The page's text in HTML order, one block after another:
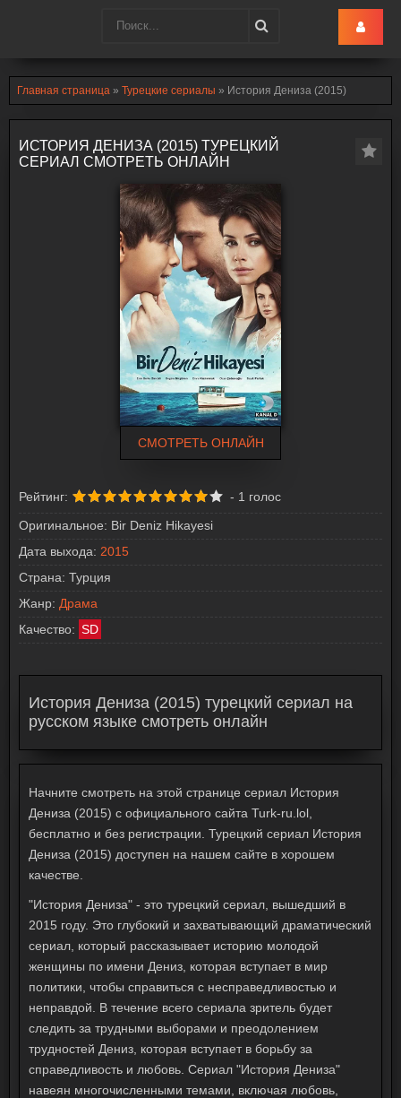
Главная страница » Турецкие сериалы » История Дениза (2015)
ИСТОРИЯ ДЕНИЗА (2015) ТУРЕЦКИЙ
СЕРИАЛ СМОТРЕТЬ ОНЛАЙН
СМОТРЕТЬ ОНЛАЙН
Рейтинг: - 1 голос
Оригинальное: Bir Deniz Hikayesi
Дата выхода: 2015
Страна: Турция
Жанр: Драма
Качество: SD
История Дениза (2015) турецкий сериал на
русском языке смотреть онлайн
Начните смотреть на этой странице сериал История
Дениза (2015) с официального сайта Turk-ru.lol,
бесплатно и без регистрации. Турецкий сериал История
Дениза (2015) доступен на нашем сайте в хорошем
качестве.
"История Дениза" - это турецкий сериал, вышедший в
2015 году. Это глубокий и захватывающий драматический
сериал, который рассказывает историю молодой
женщины по имени Дениз, которая вступает в мир
политики, чтобы справиться с несправедливостью и
неправдой. В течение всего сериала зритель будет
следить за трудными выборами и преодолением
трудностей Дениз, которая вступает в борьбу за
справедливость и любовь. Сериал "История Дениза"
навеян многочисленными темами, включая любовь,
Turk-Ru.lol